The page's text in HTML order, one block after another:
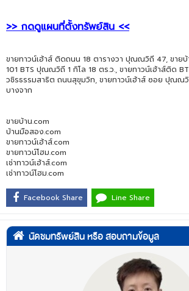
>> กดดูแผนที่ตั้งทรัพย์สิน <<
ขายทาวน์เฮ้าส์ ติดถนน 18 ตารางวา ปุณณวิถี 47, ขา
101 BTS ปุณณวิถี 1 กิโล 18 ตร.ว., ขายทาวน์เฮ้าส์ติด
วชิรธรรมสาธิต ถนนสุขุมวิท, ขายทาวน์เฮ้าส์ ซอย ปุณณ
บางจาก
ขายบ้าน.com
บ้านมือสอง.com
ขายทาวน์เฮ้าส์.com
ขายทาวน์โฮม.com
เช่าทาวน์เฮ้าส์.com
เช่าทาวน์โฮม.com
Facebook Share Line Share
นัดชมทรัพย์สิน หรือ สอบถามข้อมูล